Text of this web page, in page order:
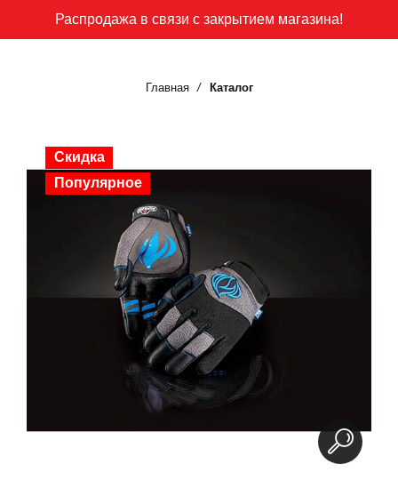
Распродажа в связи с закрытием магазина!
Главная Каталог
Скидка
Популярное